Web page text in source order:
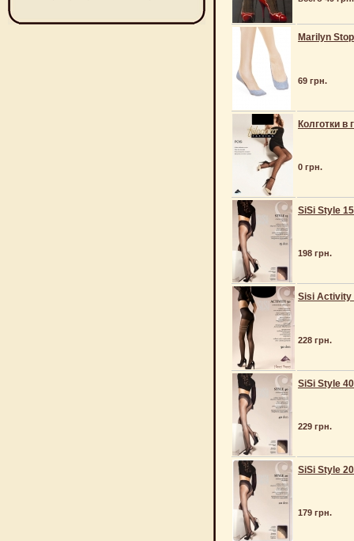
Marilyn
69 грн.
Колготки в
0 грн.
SiSi Style 15
198 грн.
Sisi Activity
228 грн.
SiSi Style 40
229 грн.
SiSi Style 20
179 грн.